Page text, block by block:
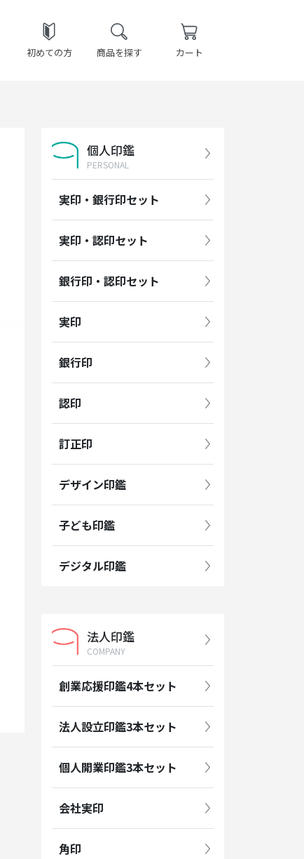
初めての方 商品を探す カート
個人印鑑
PERSONAL
実印・銀行印セット
実印・認印セット
銀行印・認印セット
実印
銀行印
認印
訂正印
デザイン印鑑
子ども印鑑
デジタル印鑑
法人印鑑
COMPANY
創業応援印鑑4本セット
法人設立印鑑3本セット
個人開業印鑑3本セット
会社実印
角印